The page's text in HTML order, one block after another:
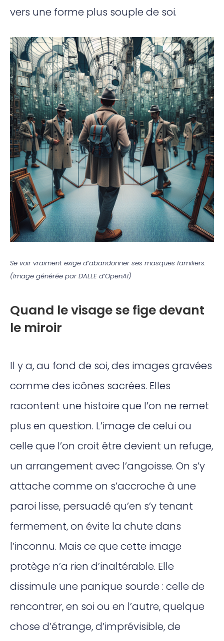
vers une forme plus souple de soi.
Se voir vraiment exige d’abandonner ses masques familiers.
(Image générée par DALLE d’OpenAI)
Quand le visage se fige devant
le miroir
Il y a, au fond de soi, des images gravées
comme des icônes sacrées. Elles
racontent une histoire que l’on ne remet
plus en question. L’image de celui ou
celle que l’on croit être devient un refuge,
un arrangement avec l’angoisse. On s’y
attache comme on s’accroche à une
paroi lisse, persuadé qu’en s’y tenant
fermement, on évite la chute dans
l’inconnu. Mais ce que cette image
protège n’a rien d’inaltérable. Elle
dissimule une panique sourde : celle de
rencontrer, en soi ou en l’autre, quelque
chose d’étrange, d’imprévisible, de